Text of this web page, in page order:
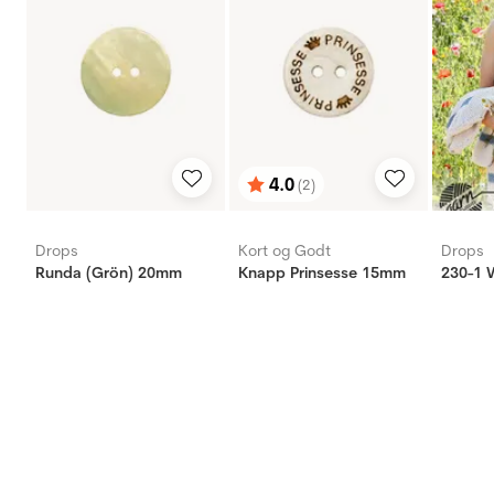
Drops
Runda (Grön) 20mm
Betyg:
4.0(2)
utav 5 stjärnor
Kort og Godt
Knapp Prinsesse 15mm
Drops
230-1